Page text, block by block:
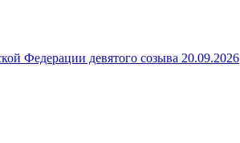
Федерации девятого созыва 20.09.2026